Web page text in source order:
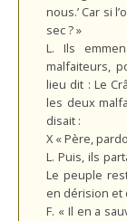
nous.’ Car si
sec ? »
L. Ils
malfaiteurs,
lieu dit : Le
les deux
disait :
X « Père,
L. Puis, ils
Le peuple
en dérision et
F. « Il en a